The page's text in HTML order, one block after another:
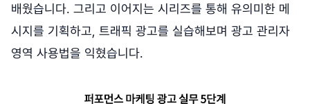
배웠습니다. 그리고 이어지는 시리즈를 통해 유의미한 메
시지를 기획하고, 트래픽 광고를 실습해보며 광고 관리자
영역 사용법을 익혔습니다.